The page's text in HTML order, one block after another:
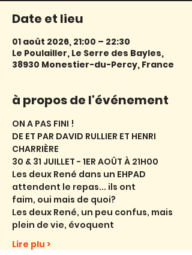
Date et lieu
01 août 2026, 21:00 – 22:30
Le Poulailler, Le Serre des Bayles,
38930 Monestier-du-Percy, France
à propos de l'événement
ON A PAS FINI !
DE ET PAR DAVID RULLIER ET HENRI
CHARRIÈRE
30 & 31 JUILLET - 1ER AOÛT À 21H00
Les deux René dans un EHPAD
attendent le repas... ils ont
faim, oui mais de quoi?
Les deux René, un peu confus, mais
plein de vie, évoquent
Lire plu >